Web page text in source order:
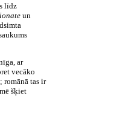
līdz
un
ar
vecāko
romānā tas ir
šķiet